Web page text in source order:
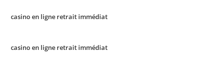
casino en ligne retrait immédiat
casino en ligne retrait immédiat